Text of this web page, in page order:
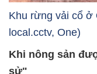
Khu rừng vải cổ ở
local.cctv, One)
Khi nông sản
sử"